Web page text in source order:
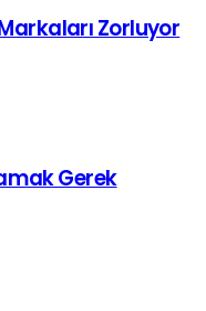
Zorluyor
Gerek